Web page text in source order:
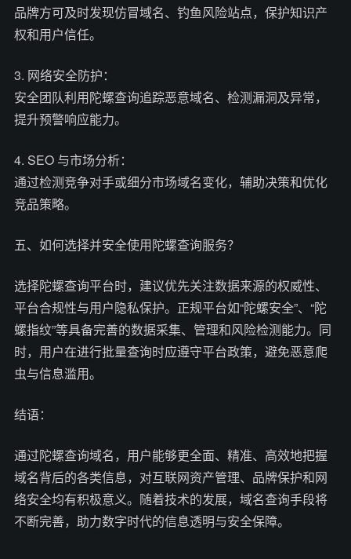
品牌方可及时发现仿冒域名、钓鱼风险站点，保护知识产
权和用户信任。
3. 网络安全防护：
安全团队利用陀螺查询追踪恶意域名、检测漏洞及异常，
提升预警响应能力。
4. SEO 与市场分析：
通过检测竞争对手或细分市场域名变化，辅助决策和优化
竞品策略。
五、如何选择并安全使用陀螺查询服务？
选择陀螺查询平台时，建议优先关注数据来源的权威性、
平台合规性与用户隐私保护。正规平台如“陀螺安全”、“陀
螺指纹”等具备完善的数据采集、管理和风险检测能力。同
时，用户在进行批量查询时应遵守平台政策，避免恶意爬
虫与信息滥用。
结语：
通过陀螺查询域名，用户能够更全面、精准、高效地把握
域名背后的各类信息，对互联网资产管理、品牌保护和网
络安全均有积极意义。随着技术的发展，域名查询手段将
不断完善，助力数字时代的信息透明与安全保障。